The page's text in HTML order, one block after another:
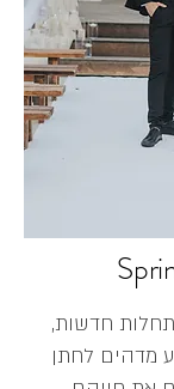
חדשות
מדהים לחתן